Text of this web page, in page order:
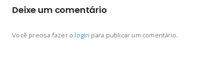
Deixe um comentário
Você precisa fazer ologin para publicar um comentário.